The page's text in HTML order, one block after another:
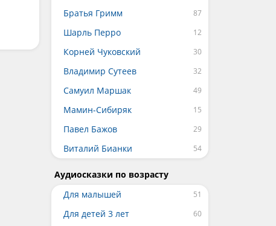
Братья Гримм
Шарль Перро
Корней Чуковский
Владимир Сутеев
Самуил Маршак
Мамин-Сибиряк
Павел Бажов
Виталий Бианки
Аудиосказки по возрасту
Для малышей
Для детей 3 лет